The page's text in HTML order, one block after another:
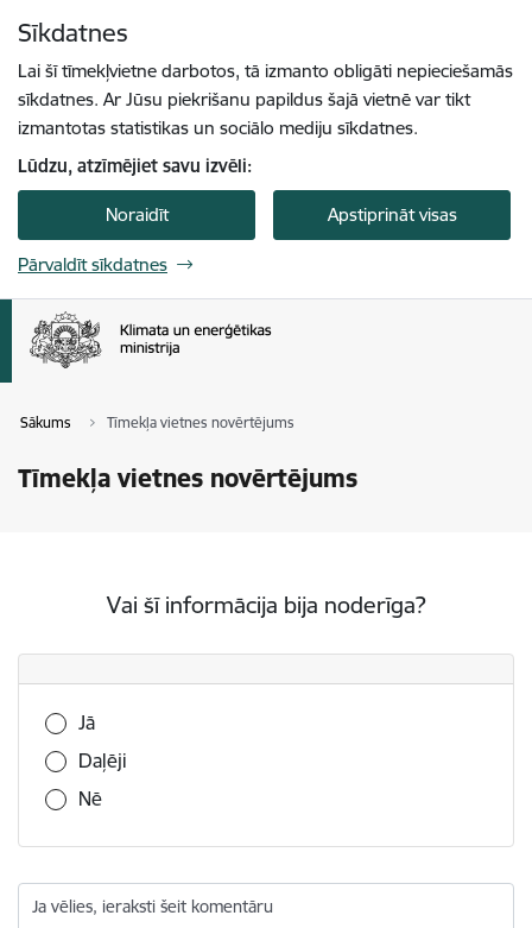
Sīkdatnes
Lai šī tīmekļvietne darbotos, tā izmanto obligāti nepieciešamās
sīkdatnes. Ar Jūsu piekrišanu papildus šajā vietnē var tikt
izmantotas statistikas un sociālo mediju sīkdatnes.
Lūdzu, atzīmējiet savu izvēli:
Noraidīt Apstiprināt visas
Pārvaldīt sīkdatnes
Sākums Tīmekļa vietnes novērtējums
Tīmekļa vietnes novērtējums
Vai šī informācija bija noderīga?
Vai šī informācija bija noderīga?
Jā
Daļēji
Nē
Ja vēlies, ieraksti šeit komentāru